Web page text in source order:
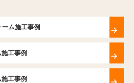
ーム施工事例
工事例
工事例